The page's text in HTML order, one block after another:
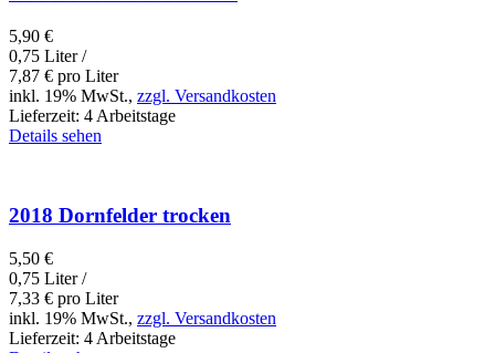
5,90 €
0,75 Liter /
7,87 € pro Liter
inkl. 19% MwSt., zzgl. Versandkosten
Lieferzeit: 4 Arbeitstage
Details sehen
2018 Dornfelder trocken
5,50 €
0,75 Liter /
7,33 € pro Liter
inkl. 19% MwSt., zzgl. Versandkosten
Lieferzeit: 4 Arbeitstage